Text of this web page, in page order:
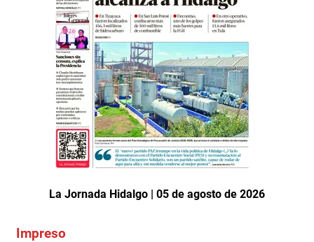
La Jornada Hidalgo | 05 de agosto de 2026
Impreso